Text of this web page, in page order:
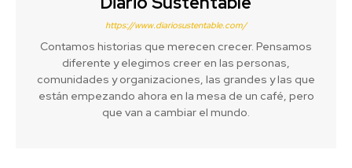
https://www.diariosustentable.com/
Contamos historias que merecen crecer. Pensamos
diferente y elegimos creer en las personas,
comunidades y organizaciones, las grandes y las que
están empezando ahora en la mesa de un café, pero
que van a cambiar el mundo.